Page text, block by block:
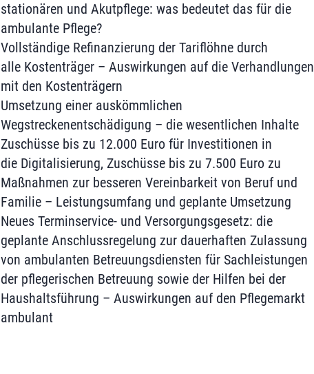
stationären und Akutpflege: was bedeutet das für die
ambulante Pflege?
Vollständige Refinanzierung der Tariflöhne durch
alle Kostenträger – Auswirkungen auf die Verhandlungen
mit den Kostenträgern
Umsetzung einer auskömmlichen
Wegstreckenentschädigung – die wesentlichen Inhalte
Zuschüsse bis zu 12.000 Euro für Investitionen in
die Digitalisierung, Zuschüsse bis zu 7.500 Euro zu
Maßnahmen zur besseren Vereinbarkeit von Beruf und
Familie – Leistungsumfang und geplante Umsetzung
Neues Terminservice- und Versorgungsgesetz: die
geplante Anschlussregelung zur dauerhaften Zulassung
von ambulanten Betreuungsdiensten für Sachleistungen
der pflegerischen Betreuung sowie der Hilfen bei der
Haushaltsführung – Auswirkungen auf den Pflegemarkt
ambulant